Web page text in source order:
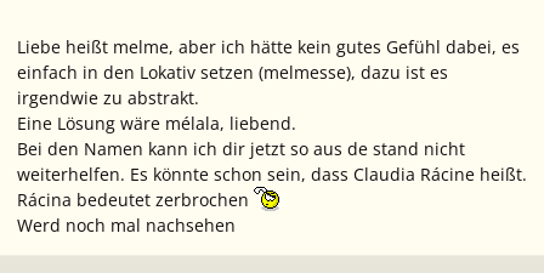
Liebe heißt melme, aber ich hätte kein gutes Gefühl dabei, es
einfach in den Lokativ setzen (melmesse), dazu ist es
irgendwie zu abstrakt.
Eine Lösung wäre mélala, liebend.
Bei den Namen kann ich dir jetzt so aus de stand nicht
weiterhelfen. Es könnte schon sein, dass Claudia Rácine heißt.
Rácina bedeutet zerbrochen
Werd noch mal nachsehen